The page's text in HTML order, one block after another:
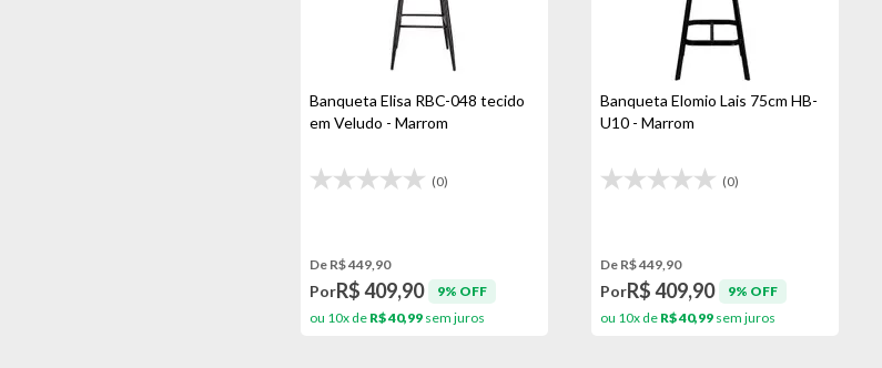
Banqueta Elisa RBC-048 tecido
em Veludo - Marrom
(0)
De R$ 449,90
PorR$ 409,90
9% OFF
ou 10x de R$ 40,99 sem juros
Banqueta Elomio Lais 75cm HB-
U10 - Marrom
(0)
De R$ 449,90
PorR$ 409,90
9% OFF
ou 10x de R$ 40,99sem juros